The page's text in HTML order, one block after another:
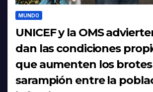
MUNDO
UNICEF y la OMS
dan las condiciones
que aumenten los
sarampión entre la